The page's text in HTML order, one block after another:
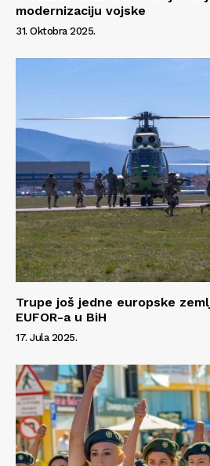
modernizaciju vojske
31. Oktobra 2025.
Trupe još jedne europske
EUFOR-a u BiH
17. Jula 2025.